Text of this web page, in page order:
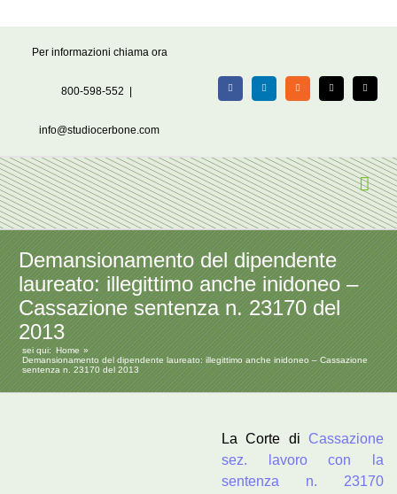
Per informazioni chiama ora
800-598-552
info@studiocerbone.com
FacebookLinkedIn Rss X Email
Demansionamento del dipendente
laureato: illegittimo anche inidoneo –
Cassazione sentenza n. 23170 del
2013
sei qui: Home
Demansionamento del dipendente laureato: illegittimo anche inidoneo – Cassazione
sentenza n. 23170 del 2013
La Corte di Cassazione
sez. lavoro con la
sentenza n. 23170